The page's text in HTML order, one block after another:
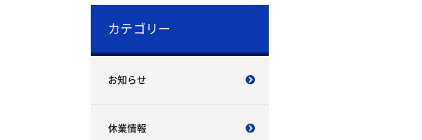
カテゴリー
お知らせ
休業情報